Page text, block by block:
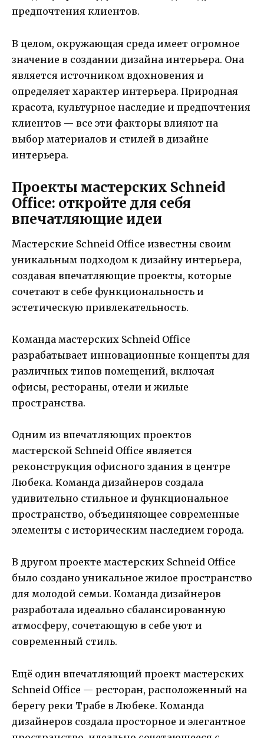
предпочтения клиентов.
В целом, окружающая среда имеет огромное
значение в создании дизайна интерьера. Она
является источником вдохновения и
определяет характер интерьера. Природная
красота, культурное наследие и предпочтения
клиентов — все эти факторы влияют на
выбор материалов и стилей в дизайне
интерьера.
Проекты мастерских Schneid
Office: откройте для себя
впечатляющие идеи
Мастерские Schneid Office известны своим
уникальным подходом к дизайну интерьера,
создавая впечатляющие проекты, которые
сочетают в себе функциональность и
эстетическую привлекательность.
Команда мастерских Schneid Office
разрабатывает инновационные концепты для
различных типов помещений, включая
офисы, рестораны, отели и жилые
пространства.
Одним из впечатляющих проектов
мастерской Schneid Office является
реконструкция офисного здания в центре
Любека. Команда дизайнеров создала
удивительно стильное и функциональное
пространство, объединяющее современные
элементы с историческим наследием города.
В другом проекте мастерских Schneid Office
было создано уникальное жилое пространство
для молодой семьи. Команда дизайнеров
разработала идеально сбалансированную
атмосферу, сочетающую в себе уют и
современный стиль.
Ещё один впечатляющий проект мастерских
Schneid Office — ресторан, расположенный на
берегу реки Трабе в Любеке. Команда
дизайнеров создала просторное и элегантное